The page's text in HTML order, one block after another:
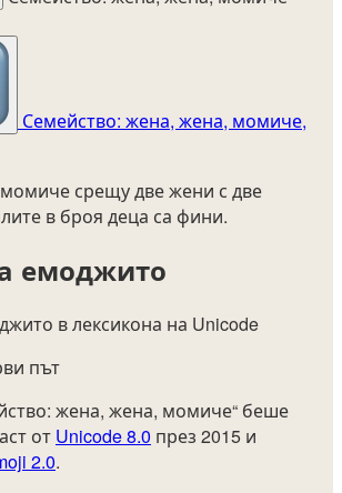
Семейство: жена, жена, момиче,
срещу две жени с две
в броя деца са фини.
емоджито
в лексикона на Unicode
път
жена, жена, момиче“ беше
от Unicode 8.0 през 2015 и
2.0.